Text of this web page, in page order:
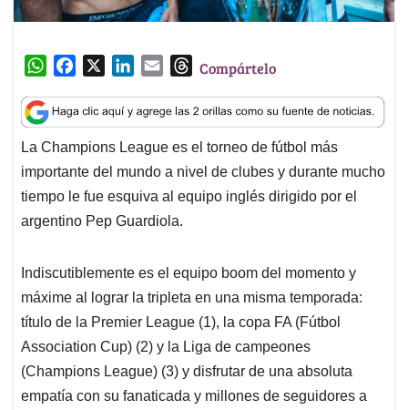
W
a
t
s
A
p
p
c
e
b
o
o
k
n
k
e
d
I
n
a
i
l
T
r
e
a
d
s
Compártelo
La Champions League es el torneo de fútbol más
importante del mundo a nivel de clubes y durante mucho
tiempo le fue esquiva al equipo inglés dirigido por el
argentino Pep Guardiola.
Indiscutiblemente es el equipo boom del momento y
máxime al lograr la tripleta en una misma temporada:
título de la Premier League (1), la copa FA (Fútbol
Association Cup) (2) y la Liga de campeones
(Champions League) (3) y disfrutar de una absoluta
empatía con su fanaticada y millones de seguidores a